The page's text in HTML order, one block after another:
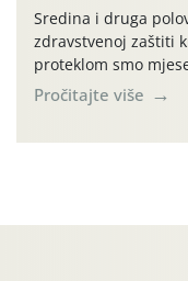
Sredina i druga
zdravstvenoj zaštiti
proteklom smo
preventivnim
uzročnika bolesti,
Pročitajte više